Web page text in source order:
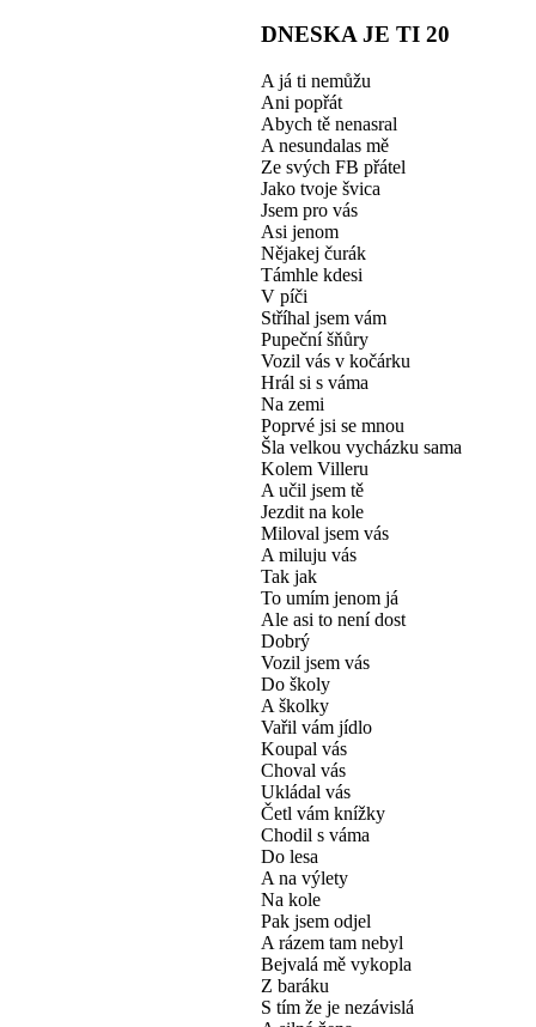
DNESKA JE TI 20
A já ti nemůžu
Ani popřát
Abych tě nenasral
A nesundalas mě
Ze svých FB přátel
Jako tvoje švica
Jsem pro vás
Asi jenom
Nějakej čurák
Támhle kdesi
V píči
Stříhal jsem vám
Pupeční šňůry
Vozil vás v kočárku
Hrál si s váma
Na zemi
Poprvé jsi se mnou
Šla velkou vycházku sama
Kolem Villeru
A učil jsem tě
Jezdit na kole
Miloval jsem vás
A miluju vás
Tak jak
To umím jenom já
Ale asi to není dost
Dobrý
Vozil jsem vás
Do školy
A školky
Vařil vám jídlo
Koupal vás
Choval vás
Ukládal vás
Četl vám knížky
Chodil s váma
Do lesa
A na výlety
Na kole
Pak jsem odjel
A rázem tam nebyl
Bejvalá mě vykopla
Z baráku
S tím že je nezávislá